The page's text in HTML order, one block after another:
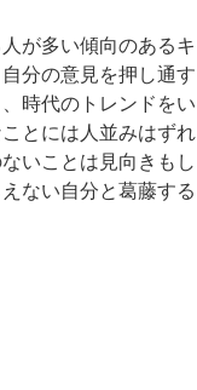
が多い傾向のあるキ
分の意見を押し通す
時代のトレンドをい
とには人並みはずれ
いことは見向きもし
ない自分と葛藤する